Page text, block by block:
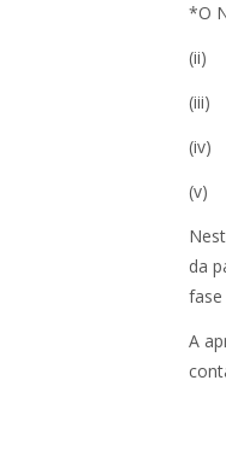
*O
(ii)
(iii)
(iv)
(v)
da
fase
A